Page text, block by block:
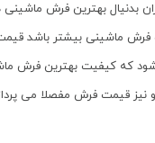
بدنیال بهترین فرش
ماشینی بیشتر باشد
که کیفیت بهترین فرش
نیز قیمت فرش مفصلا می